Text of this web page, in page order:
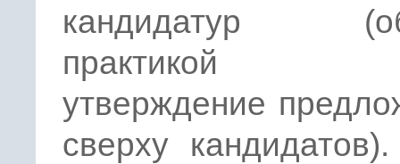
кандидатур
практикой
утверждение
сверху